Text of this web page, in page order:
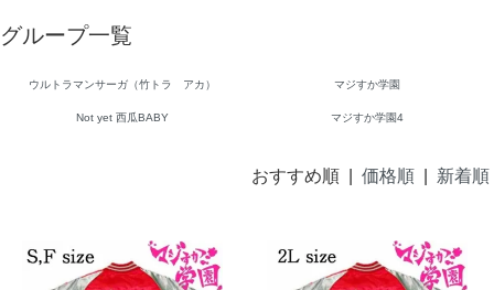
グループ一覧
ウルトラマンサーガ（竹トラ アカ） マジすか学園
Not yet 西瓜BABY マジすか学園4
おすすめ順 | 価格順| 新着順